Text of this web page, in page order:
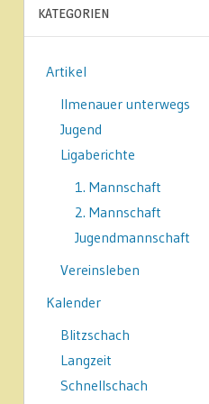
KATEGORIEN
Artikel
Ilmenauer unterwegs
Jugend
Ligaberichte
1. Mannschaft
2. Mannschaft
Jugendmannschaft
Vereinsleben
Kalender
Blitzschach
Langzeit
Schnellschach